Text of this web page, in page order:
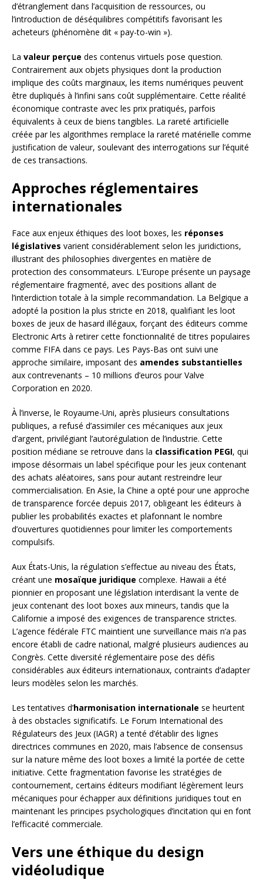
d’étranglement dans l’acquisition de ressources, ou
l’introduction de déséquilibres compétitifs favorisant les
acheteurs (phénomène dit « pay-to-win »).
La valeur perçue des contenus virtuels pose question.
Contrairement aux objets physiques dont la production
implique des coûts marginaux, les items numériques peuvent
être dupliqués à l’infini sans coût supplémentaire. Cette réalité
économique contraste avec les prix pratiqués, parfois
équivalents à ceux de biens tangibles. La rareté artificielle
créée par les algorithmes remplace la rareté matérielle comme
justification de valeur, soulevant des interrogations sur l’équité
de ces transactions.
Approches réglementaires
internationales
Face aux enjeux éthiques des loot boxes, les réponses
législatives varient considérablement selon les juridictions,
illustrant des philosophies divergentes en matière de
protection des consommateurs. L’Europe présente un paysage
réglementaire fragmenté, avec des positions allant de
l’interdiction totale à la simple recommandation. La Belgique a
adopté la position la plus stricte en 2018, qualifiant les loot
boxes de jeux de hasard illégaux, forçant des éditeurs comme
Electronic Arts à retirer cette fonctionnalité de titres populaires
comme FIFA dans ce pays. Les Pays-Bas ont suivi une
approche similaire, imposant des amendes substantielles
aux contrevenants – 10 millions d’euros pour Valve
Corporation en 2020.
À l’inverse, le Royaume-Uni, après plusieurs consultations
publiques, a refusé d’assimiler ces mécaniques aux jeux
d’argent, privilégiant l’autorégulation de l’industrie. Cette
position médiane se retrouve dans la classification PEGI, qui
impose désormais un label spécifique pour les jeux contenant
des achats aléatoires, sans pour autant restreindre leur
commercialisation. En Asie, la Chine a opté pour une approche
de transparence forcée depuis 2017, obligeant les éditeurs à
publier les probabilités exactes et plafonnant le nombre
d’ouvertures quotidiennes pour limiter les comportements
compulsifs.
Aux États-Unis, la régulation s’effectue au niveau des États,
créant une mosaïque juridique complexe. Hawaii a été
pionnier en proposant une législation interdisant la vente de
jeux contenant des loot boxes aux mineurs, tandis que la
Californie a imposé des exigences de transparence strictes.
L’agence fédérale FTC maintient une surveillance mais n’a pas
encore établi de cadre national, malgré plusieurs audiences au
Congrès. Cette diversité réglementaire pose des défis
considérables aux éditeurs internationaux, contraints d’adapter
leurs modèles selon les marchés.
Les tentatives d’harmonisation internationale se heurtent
à des obstacles significatifs. Le Forum International des
Régulateurs des Jeux (IAGR) a tenté d’établir des lignes
directrices communes en 2020, mais l’absence de consensus
sur la nature même des loot boxes a limité la portée de cette
initiative. Cette fragmentation favorise les stratégies de
contournement, certains éditeurs modifiant légèrement leurs
mécaniques pour échapper aux définitions juridiques tout en
maintenant les principes psychologiques d’incitation qui en font
l’efficacité commerciale.
Vers une éthique du design
vidéoludique